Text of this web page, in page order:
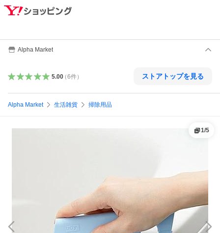
Alpha Market
5.00（6件） ストアトップを見る
Alpha Market 生活雑貨 掃除用品
1/5